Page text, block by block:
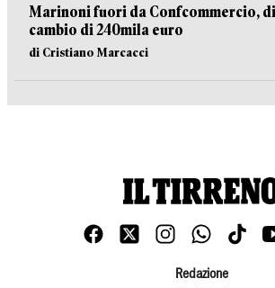
Marinoni fuori da Confcommercio,
cambio di 240mila euro
di Cristiano Marcacci
Redazione